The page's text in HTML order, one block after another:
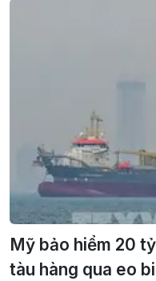
Mỹ bảo hiểm 20
tàu hàng qua eo